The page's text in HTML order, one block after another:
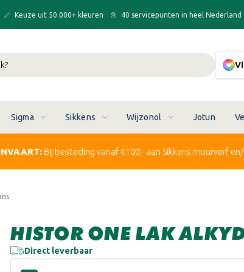
Keuze uit 50.000+ kleuren 40 servicepunten in heel Nederland
Sigma Sikkens Wijzonol Jotun
Bij besteding vanaf €100,- aan Sikkens muurverf
HISTOR ONE LAK
Direct leverbaar